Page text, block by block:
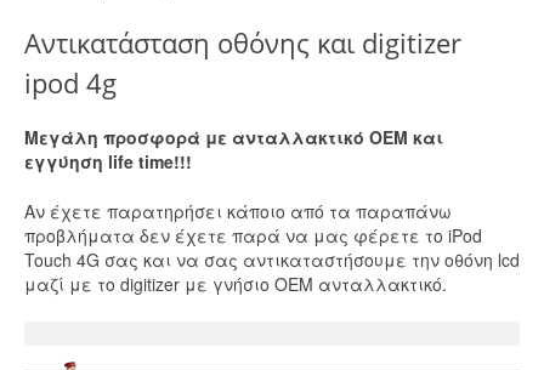
Αντικατάσταση οθόνης και digitizer
ipod 4g
Μεγάλη προσφορά με ανταλλακτικό ΟΕΜ και
εγγύηση life time!!!
Αν έχετε παρατηρήσει κάποιο από τα παραπάνω
προβλήματα δεν έχετε παρά να μας φέρετε το iPod
Touch 4G σας και να σας αντικαταστήσουμε την οθόνη lcd
μαζί με το digitizer με γνήσιο OEM ανταλλακτικό.